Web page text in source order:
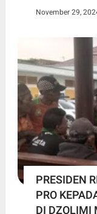
November 29,
PRESIDEN
PRO
DI DZOLIMI